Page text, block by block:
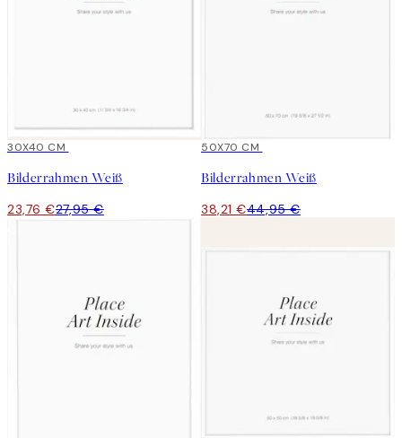
15%*
30X40 CM
Bilderrahmen Weiß
23,76 €27,95 €
15%*
50X70 CM
Bilderrahmen Weiß
38,21 €44,95 €